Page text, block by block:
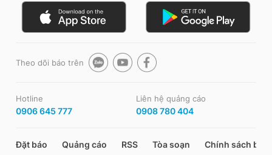
Theo dõi báo trên
Hotline
0906 645 777
Liên hệ quảng cáo
0908 780 404
Đặt báo Quảng cáo RSS Tòa soạn Chính sách bảo